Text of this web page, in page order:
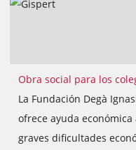
Obra social para los
La Fundación Degà
ofrece ayuda
graves dificultades